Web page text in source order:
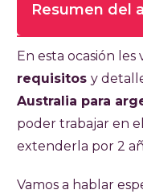
Resumen del
Tiempo de
7-8 minutos
La visa Work
permite a
extender la
En esta ocasión
requisitos y
Australia para
poder trabajar en
extenderla por 2
Vamos a hablar